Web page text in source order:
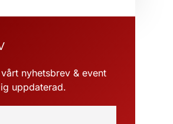
nyhetsbrev & event
uppdaterad.